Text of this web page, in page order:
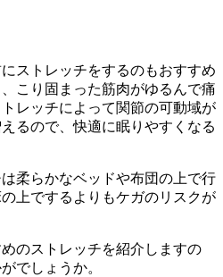
ストレッチをするのもおすすめ
こり固まった筋肉がゆるんで痛
レッチによって関節の可動域が
るので、快適に眠りやすくなる
柔らかなベッドや布団の上で行
上でするよりもケガのリスクが
のストレッチを紹介しますの
でしょうか。